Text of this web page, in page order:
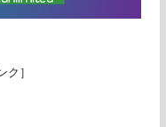
ク］